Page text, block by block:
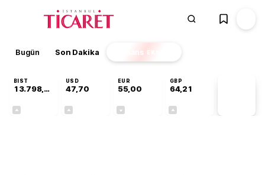
Bugün Son Dakika Finans EKSTRA
BIST
13.798,82
USD
47,70
EUR
55,00
GBP
64,21